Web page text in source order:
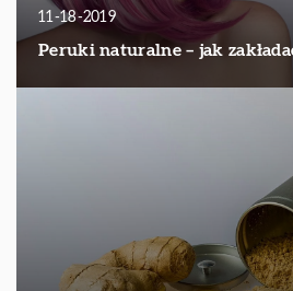
11-18-2019
Peruki naturalne – jak